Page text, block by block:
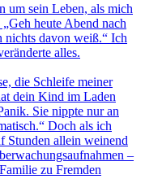
um sein Leben, als mich
heute Abend nach
nichts davon weiß.“ Ich
alles.
die Schleife meiner
dein Kind im Laden
Sie nippte nur an
Doch als ich
Stunden allein weinend
–
zu Fremden